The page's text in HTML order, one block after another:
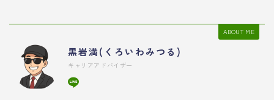
ABOUT ME
黒岩満(くろいわみつる)
キャリアアドバイザー